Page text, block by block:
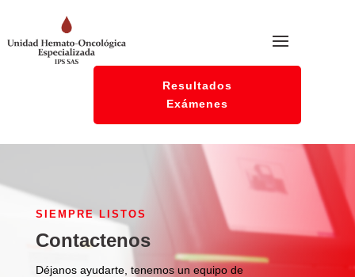
Resultados
Exámenes
SIEMPRE LISTOS
Contactenos
Déjanos ayudarte, tenemos un equipo de